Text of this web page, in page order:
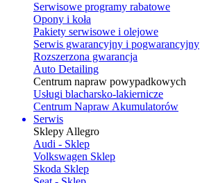
Serwisowe programy rabatowe
Opony i koła
Pakiety serwisowe i olejowe
Serwis gwarancyjny i pogwarancyjny
Rozszerzona gwarancja
Auto Detailing
Centrum napraw powypadkowych
Usługi blacharsko-lakiernicze
Centrum Napraw Akumulatorów
Serwis
Sklepy Allegro
Audi - Sklep
Volkswagen Sklep
Skoda Sklep